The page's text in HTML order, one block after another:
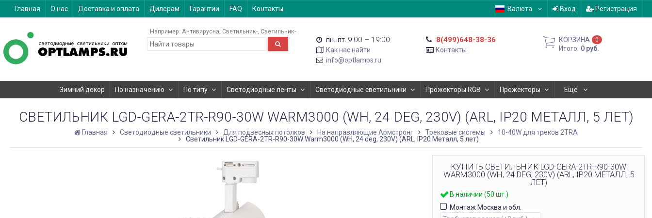
Главная О нас Доставка и оплата Дилерам Гарантии FAQ Контакты Валюта Вход Регистрация
Например: Антивирусна Светильник- Светильник-
пн.-пт. 9:00 – 19:00
Как нас найти
info@optlamps.ru
8(499)648-38-36
Контакты
КОРЗИНА 0
Итого: 0 руб.
Зимний декор По назначению По типу Светодиодные ленты Светодиодные светильники Прожекторы RGB Прожекторы Ещё
СВЕТИЛЬНИК LGD-GERA-2TR-R90-30W WARM3000 (WH, 24 DEG, 230V) (ARL, IP20 МЕТАЛЛ, 5 ЛЕТ)
Главная Светодиодные светильники Для подвесных потолков На направляющие Армстронг Трековые системы
10-40W для треков 2TRA
Светильник LGD-GERA-2TR-R90-30W Warm3000 (WH, 24 deg, 230V) (ARL, IP20 Металл, 5 лет)
КУПИТЬ СВЕТИЛЬНИК LGD-GERA-2TR-R90-30W
WARM3000 (WH, 24 DEG, 230V) (ARL, IP20 МЕТАЛЛ, 5
ЛЕТ)
В наличии (50 шт.)
Монтаж Москва и обл.